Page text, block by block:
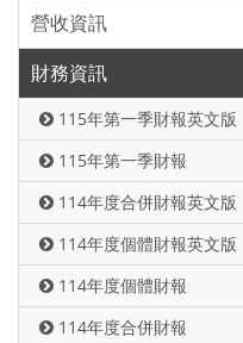
營收資訊
財務資訊
115年第一季財報英文版
115年第一季財報
114年度合併財報英文版
114年度個體財報英文版
114年度個體財報
114年度合併財報